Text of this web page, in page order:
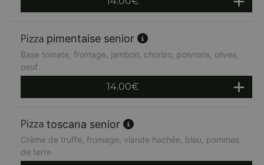
pimentaise senior
Base tomate, fromage, jambon, chorizo, poivrons, olives,
oeuf
14.00€
toscana senior
Crème de truffe, fromage, viande hachée, bleu, pommes
de terre